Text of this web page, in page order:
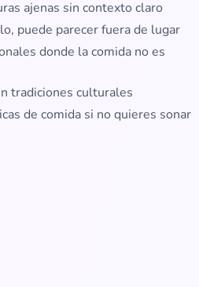
ajenas sin contexto claro
puede parecer fuera de lugar
donde la comida no es
tradiciones culturales
de comida si no quieres sonar